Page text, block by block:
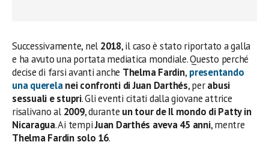
Successivamente, nel 2018, il caso è stato riportato a galla
e ha avuto una portata mediatica mondiale. Questo perché
decise di farsi avanti anche Thelma Fardin, presentando
una querelanei confronti diJuan Darthés, perabusi
sessuali e stupri. Gli eventi citati dalla giovane attrice
risalivano al 2009, durante un tour de Il mondo di Patty in
Nicaragua. Ai tempiJuan Darthés aveva 45 anni, mentre
Thelma Fardin solo 16.